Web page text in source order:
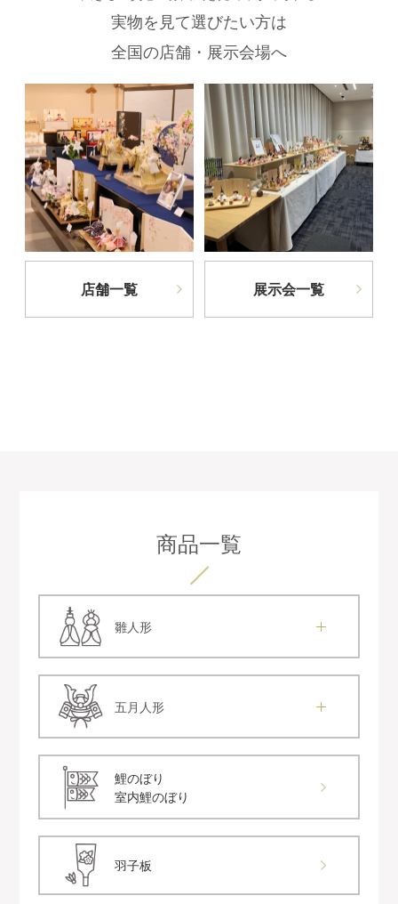
実物を見て選びたい方は
全国の店舗・展示会場へ
店舗一覧 展示会一覧
商品一覧
雛人形
五月人形
鯉のぼり
室内鯉のぼり
羽子板